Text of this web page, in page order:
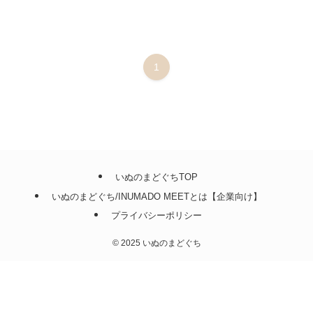
1
いぬのまどぐちTOP
いぬのまどぐち/INUMADO MEETとは【企業向け】
プライバシーポリシー
©2025 いぬのまどぐち